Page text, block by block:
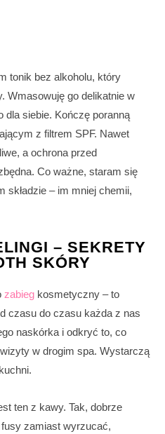
tonik bez alkoholu, który
Wmasowuję go delikatnie w
siebie. Kończę poranną
z filtrem SPF. Nawet
a ochrona przed
Co ważne, staram się
składzie – im mniej chemii,
– SEKRETY
SKÓRY
zabieg kosmetyczny – to
czasu do czasu każda z nas
naskórka i odkryć to, co
w drogim spa. Wystarczą
ten z kawy. Tak, dobrze
zamiast wyrzucać,